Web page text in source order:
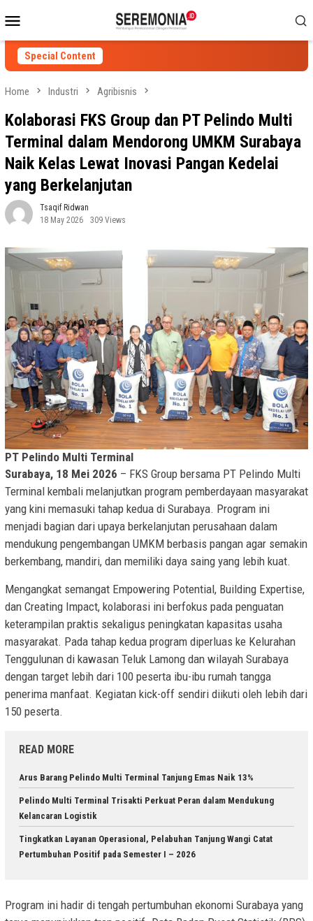
to
contentMenu
Special Content
Home Industri Agribisnis
Kolaborasi FKS Group dan PT Pelindo Multi
Terminal dalam Mendorong UMKM Surabaya
Naik Kelas Lewat Inovasi Pangan Kedelai
yang Berkelanjutan
Tsaqif Ridwan
18 May 2026
309 Views
PT Pelindo Multi Terminal
Surabaya, 18 Mei 2026 – FKS Group bersama PT Pelindo Multi
Terminal kembali melanjutkan program pemberdayaan masyarakat
yang kini memasuki tahap kedua di Surabaya. Program ini
menjadi bagian dari upaya berkelanjutan perusahaan dalam
mendukung pengembangan UMKM berbasis pangan agar semakin
berkembang, mandiri, dan memiliki daya saing yang lebih kuat.
Mengangkat semangat Empowering Potential, Building Expertise,
dan Creating Impact, kolaborasi ini berfokus pada penguatan
keterampilan praktis sekaligus peningkatan kapasitas usaha
masyarakat. Pada tahap kedua program diperluas ke Kelurahan
Tenggulunan di kawasan Teluk Lamong dan wilayah Surabaya
dengan target lebih dari 100 peserta ibu-ibu rumah tangga
penerima manfaat. Kegiatan kick-off sendiri diikuti oleh lebih dari
150 peserta.
READ MORE
Arus Barang Pelindo Multi Terminal Tanjung Emas Naik 13%
Pelindo Multi Terminal Trisakti Perkuat Peran dalam Mendukung
Kelancaran Logistik
Tingkatkan Layanan Operasional, Pelabuhan Tanjung Wangi Catat
Pertumbuhan Positif pada Semester I – 2026
Program ini hadir di tengah pertumbuhan ekonomi Surabaya yang